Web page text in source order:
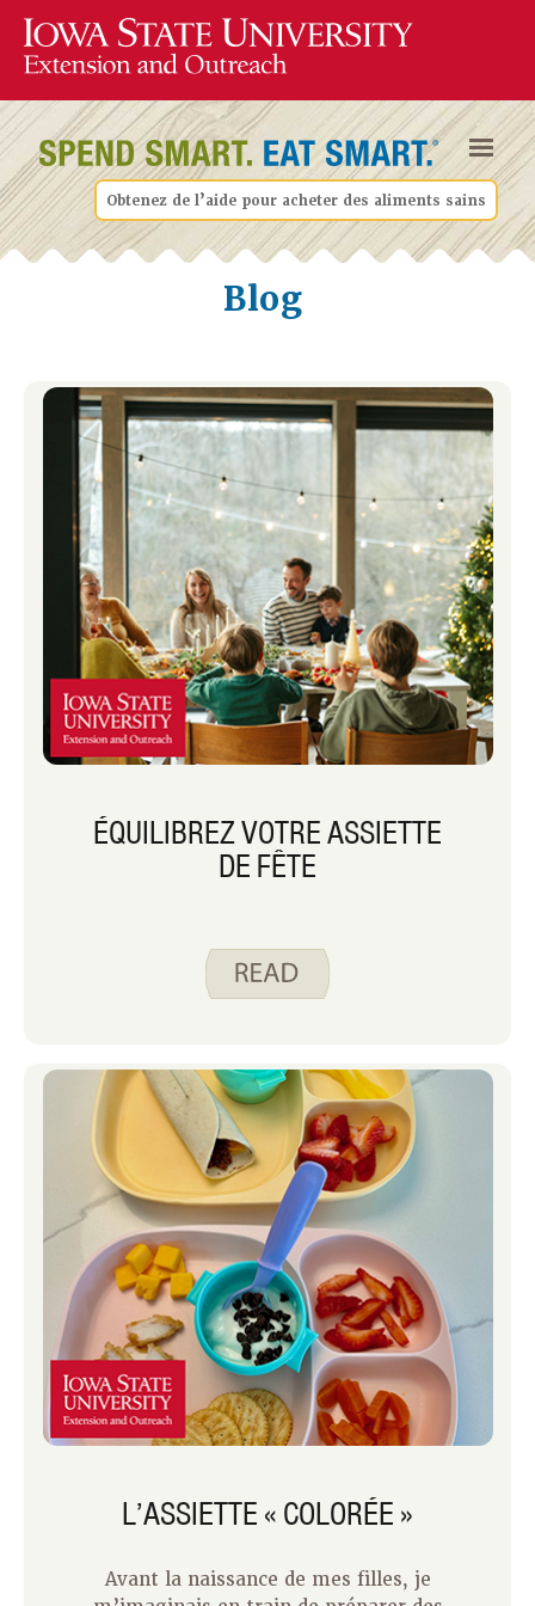
Obtenez de l’aide pour acheter des aliments sains
Blog
ÉQUILIBREZ VOTRE ASSIETTE
DE FÊTE
L’ASSIETTE « COLORÉE »
Avant la naissance de mes filles, je